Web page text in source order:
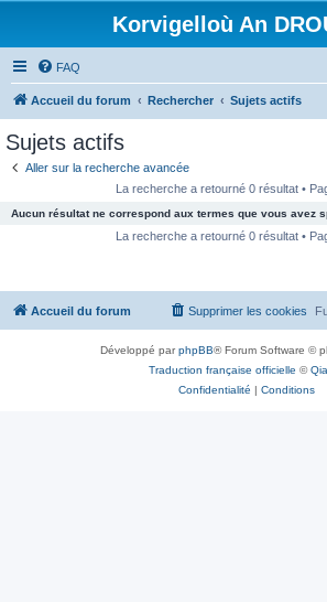
Korvigelloù An
FAQ
Accueil du forum Rechercher Sujets actifs
Sujets actifs
Aller sur la recherche avancée
La recherche a retourné 0 résultat •
Aucun résultat ne correspond aux termes que vous avez
La recherche a retourné 0 résultat •
Accueil du forum Supprimer les cookies
Développé parphpBB® Forum Software ©
Traduction française officielle ©
Confidentialité | Conditions